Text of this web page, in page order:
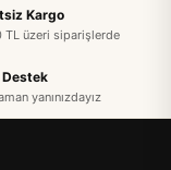
Kargo
TL üzeri siparişlerde
yanınızdayız